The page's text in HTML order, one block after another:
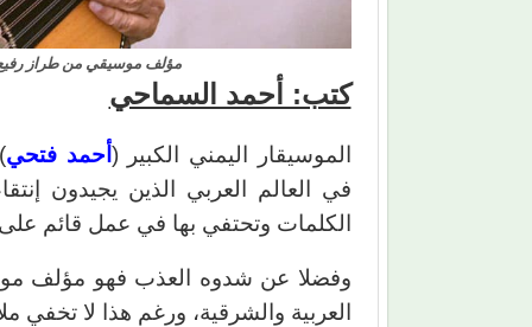
مؤلف موسيقي من طراز
كتب: أحمد السماحي
الموسيقار اليمني الكبير ( أحمد فتحي
في العالم العربي الذين يجيدون
الكلمات وتحتفي بها في عمل قائم
وفضلا عن شدوه العذب فهو مؤلف
العربية والشرقية، ورغم هذا لا تخفي